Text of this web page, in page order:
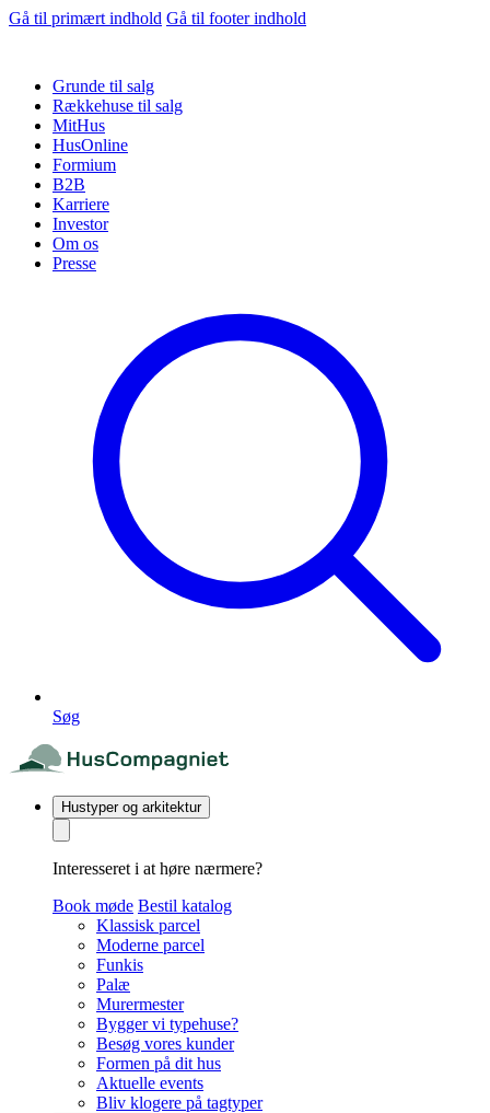
Gå til primært indhold Gå til footer indhold
Grunde til salg
Rækkehuse til salg
MitHus
HusOnline
Formium
B2B
Karriere
Investor
Om os
Presse
Søg
Hustyper og arkitektur
Interesseret i at høre nærmere?
Book møde Bestil katalog
Klassisk parcel
Moderne parcel
Funkis
Palæ
Murermester
Bygger vi typehuse?
Besøg vores kunder
Formen på dit hus
Aktuelle events
Bliv klogere på tagtyper